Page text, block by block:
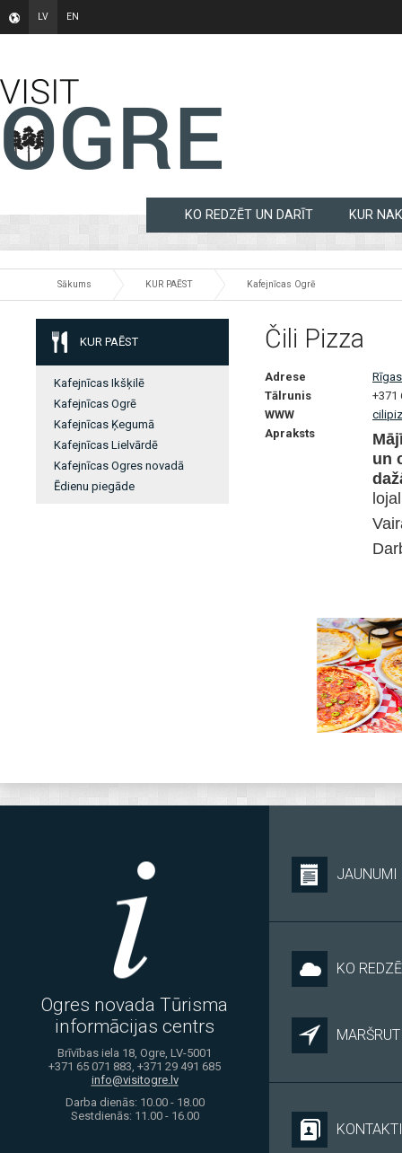
LV EN
KO REDZĒT UN DARĪT KUR
Sākums KUR PAĒST Kafejnīcas Ogrē
KUR PAĒST
Kafejnīcas Ikšķilē
Kafejnīcas Ogrē
Kafejnīcas Ķegumā
Kafejnīcas Lielvārdē
Kafejnīcas Ogres novadā
Ēdienu piegāde
Čili Pizza
Adrese
Tālrunis
+371
WWW
Apraksts
un
Ogres novada Tūrisma
informācijas centrs
Brīvības iela 18, Ogre, LV-5001
+371 65 071 883, +371 29 491 685
info@visitogre.lv
Darba dienās: 10.00 - 18.00
Sestdienās: 11.00 - 16.00
JAUNUMI
KO
KONTAKTI